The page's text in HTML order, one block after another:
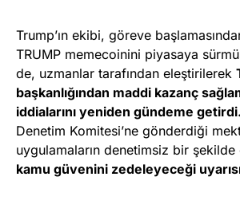
Trump’ın ekibi, göreve
TRUMP memecoinini piyasaya
de, uzmanlar tarafından eleştirilerek
başkanlığından maddi kazanç
iddialarını yeniden gündeme getirdi.
Denetim Komitesi’ne gönderdiği
uygulamaların denetimsiz bir
kamu güvenini zedeleyeceği